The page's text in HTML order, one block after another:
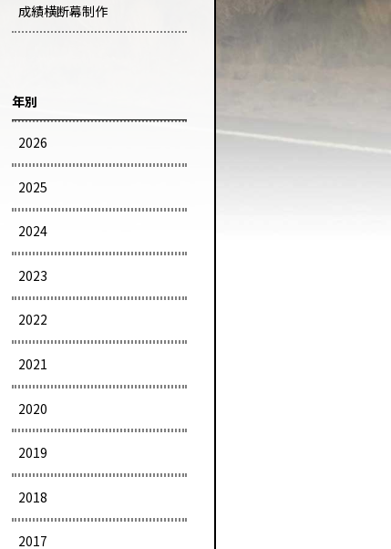
成績横断幕制作
年別
2026
2025
2024
2023
2022
2021
2020
2019
2018
2017